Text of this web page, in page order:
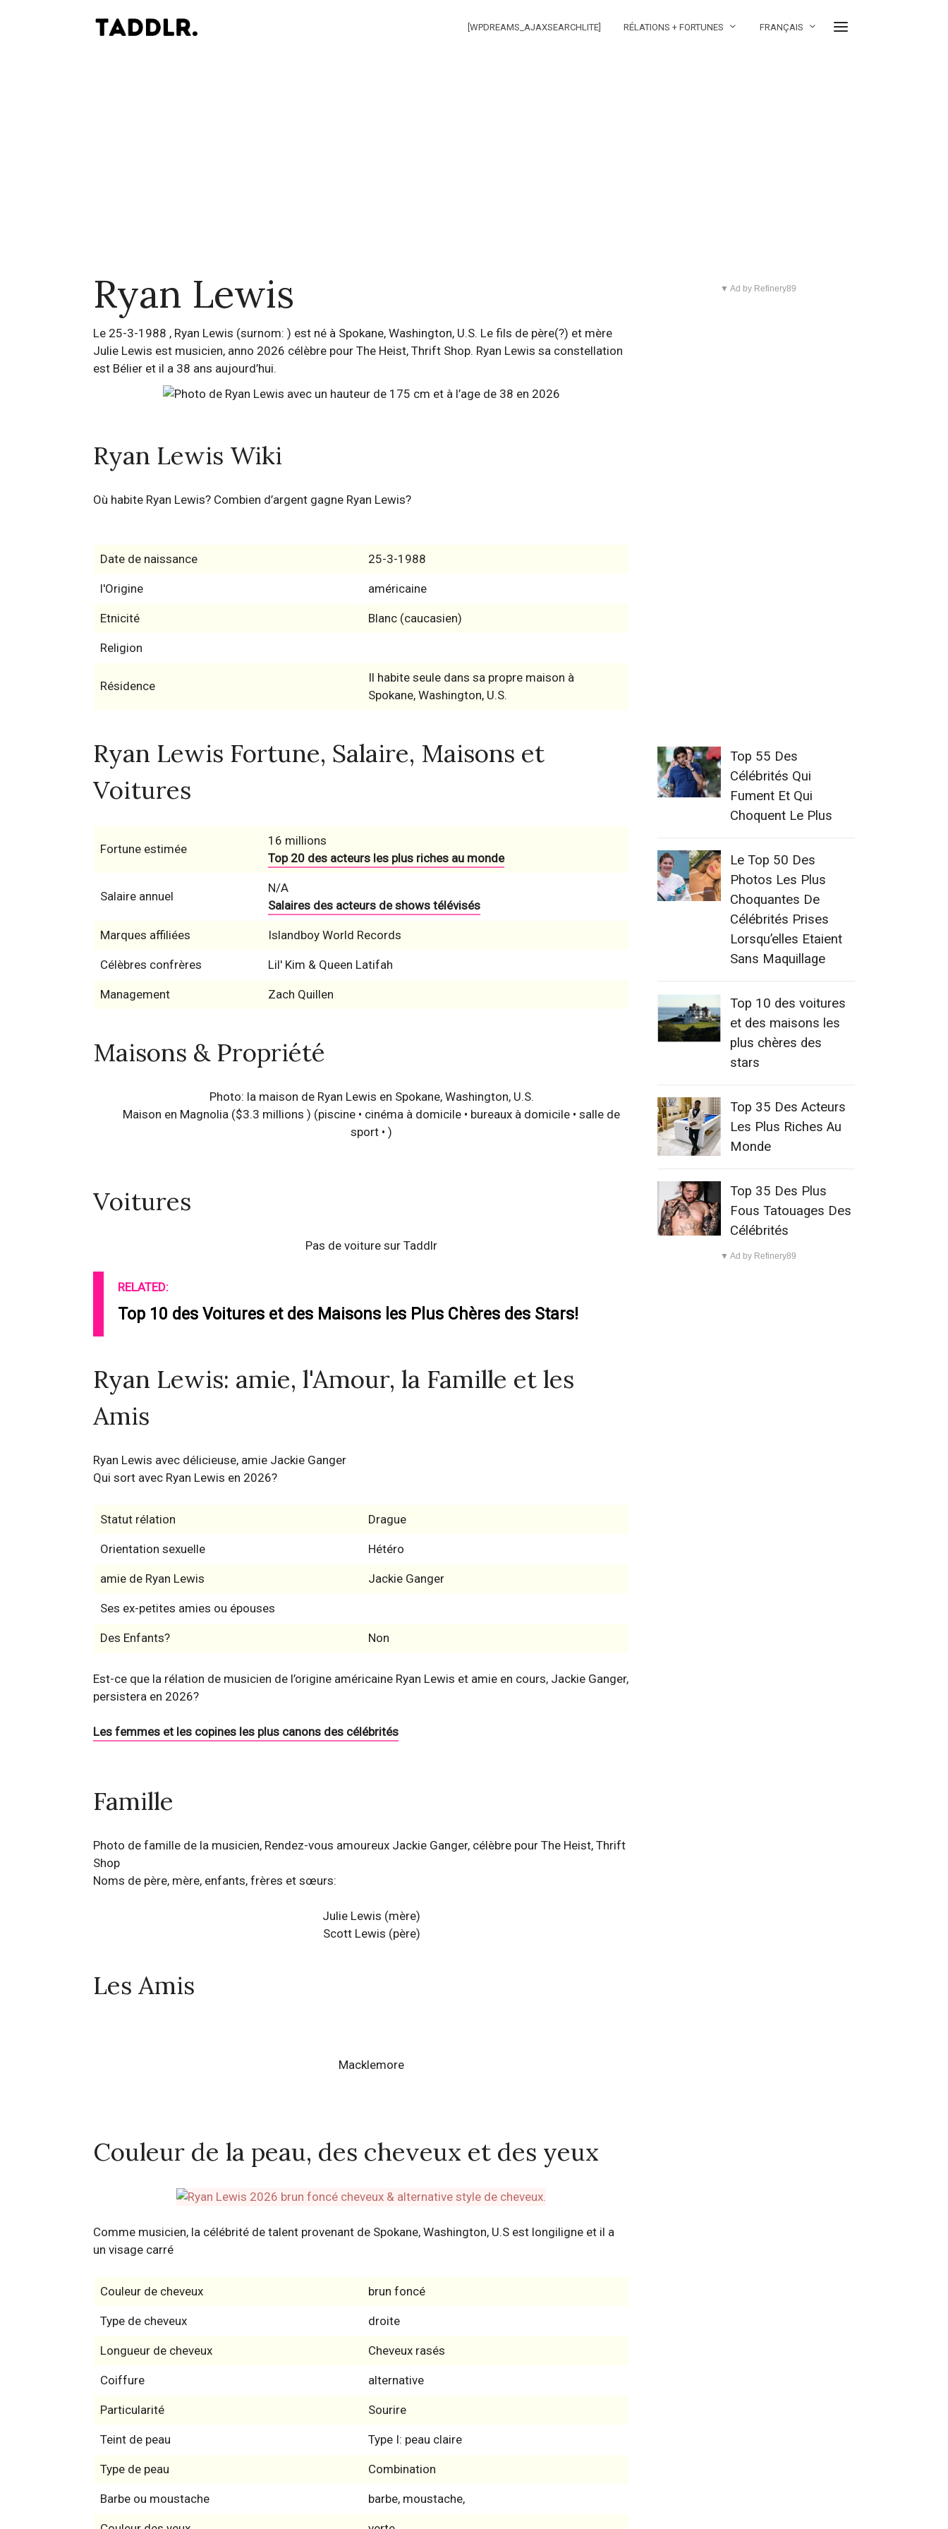
[WPDREAMS_AJAXSEARCHLITE] RÉLATIONS + FORTUNES FRANÇAIS
Ryan Lewis
Le 25-3-1988 , Ryan Lewis (surnom: ) est né à Spokane, Washington, U.S. Le fils de père(?) et mère
Julie Lewis est musicien, anno 2026 célèbre pour The Heist, Thrift Shop. Ryan Lewis sa constellation
est Bélier et il a 38 ans aujourd’hui.
Ryan Lewis Wiki
Où habite Ryan Lewis? Combien d’argent gagne Ryan Lewis?
Date de naissance 25-3-1988
l'Origine américaine
Etnicité Blanc (caucasien)
Religion
Résidence
Il habite seule dans sa propre maison à
Spokane, Washington, U.S.
Ryan Lewis Fortune, Salaire, Maisons et
Voitures
Fortune estimée
16 millions
Top 20 des acteurs les plus riches au monde
Salaire annuel
N/A
Salaires des acteurs de shows télévisés
Marques affiliées Islandboy World Records
Célèbres confrères Lil' Kim & Queen Latifah
Management Zach Quillen
Maisons & Propriété
Photo: la maison de Ryan Lewis en Spokane, Washington, U.S.
Maison en Magnolia ($3.3 millions ) (piscine • cinéma à domicile • bureaux à domicile • salle de
sport • )
Voitures
Pas de voiture sur Taddlr
RELATED:
Top 10 des Voitures et des Maisons les Plus Chères des Stars!
Ryan Lewis: amie, l'Amour, la Famille et les
Amis
Ryan Lewis avec délicieuse, amie Jackie Ganger
Qui sort avec Ryan Lewis en 2026?
Statut rélation Drague
Orientation sexuelle Hétéro
amie de Ryan Lewis Jackie Ganger
Ses ex-petites amies ou épouses
Des Enfants? Non
Est-ce que la rélation de musicien de l’origine américaine Ryan Lewis et amie en cours, Jackie Ganger,
persistera en 2026?
Les femmes et les copines les plus canons des célébrités
Famille
Photo de famille de la musicien, Rendez-vous amoureux Jackie Ganger, célèbre pour The Heist, Thrift
Shop
Noms de père, mère, enfants, frères et sœurs:
Julie Lewis (mère)
Scott Lewis (père)
Les Amis
Macklemore
Couleur de la peau, des cheveux et des yeux
Comme musicien, la célébrité de talent provenant de Spokane, Washington, U.S est longiligne et il a
un visage carré
Couleur de cheveux brun foncé
Type de cheveux droite
Longueur de cheveux Cheveux rasés
Coiffure alternative
Particularité Sourire
Teint de peau Type I: peau claire
Type de peau Combination
Barbe ou moustache barbe, moustache,
▼ Ad by Refinery89
Top 55 Des
Célébrités Qui
Fument Et Qui
Choquent Le Plus
Le Top 50 Des
Photos Les Plus
Choquantes De
Célébrités Prises
Lorsqu’elles Etaient
Sans Maquillage
Top 10 des voitures
et des maisons les
plus chères des
stars
Top 35 Des Acteurs
Les Plus Riches Au
Monde
Top 35 Des Plus
Fous Tatouages Des
Célébrités
▼ Ad by Refinery89